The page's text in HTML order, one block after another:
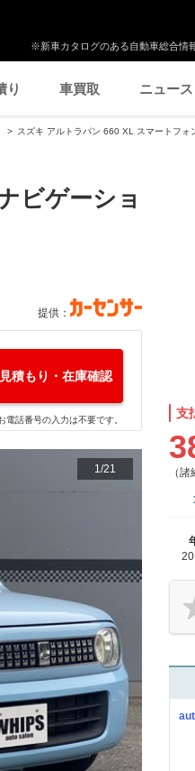
※新車カタログのある自動車総合情
り 車買取 ニュース
スズキ アルトラパン 660 XL スマートフ
ビゲーショ
提供：
見積もり・在庫確認
電話番号の入力は不要です。
1/21
支
（